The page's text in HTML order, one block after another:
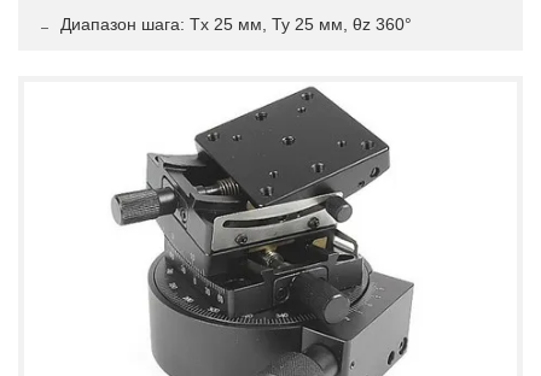
Диапазон шага: Tx 25 мм, Ty 25 мм, θz 360°